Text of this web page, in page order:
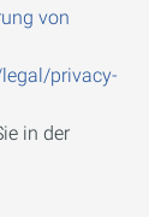
von
privacy-
in der